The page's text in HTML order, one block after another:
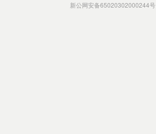
新公网安备65020302000244号